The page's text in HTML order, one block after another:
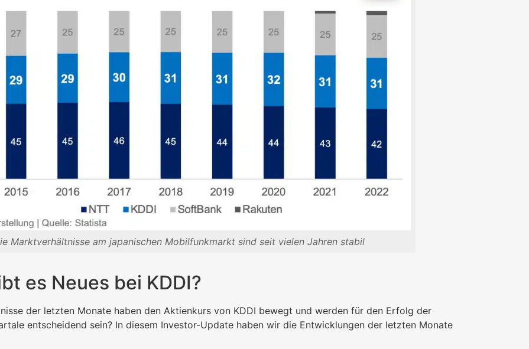
Marktverhältnisse am japanischen Mobilfunkmarkt sind seit vielen Jahren stabil
es Neues bei KDDI?
der letzten Monate haben den Aktienkurs von KDDI bewegt und werden für den Erfolg der
entscheidend sein? In diesem Investor-Update haben wir die Entwicklungen der letzten Monate